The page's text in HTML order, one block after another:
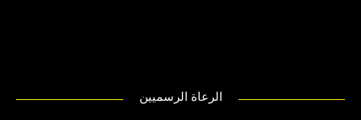
الرعاة الرسميين